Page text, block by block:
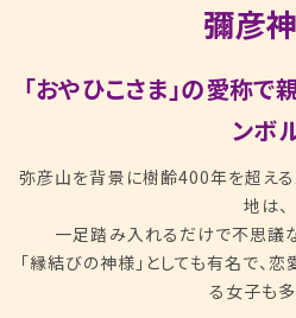
彌彦
「おやひこさま」の愛称
ンボ
弥彦山を背景に樹齢400年を超え
地は、
一足踏み入れるだけで不思議
「縁結びの神様」としても有名で、
る女子も多